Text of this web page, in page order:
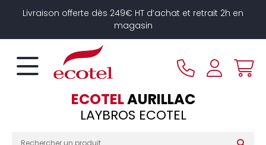
Livraison offerte dès 249€ HT d’achat et retrait 2h en
magasin
ECOTELAURILLAC
LAYBROS ECOTEL
Panneau de gestion des cookies